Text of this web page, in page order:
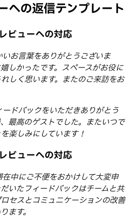
への返信テンプレート
ビューへの対応
いお言葉をありがとうございま
しかったです。スペースがお役に
しく思います。またのご来訪をお
ードバックをいただきありがとう
最高のゲストでした。またいつで
楽しみにしています！
ビューへの対応
在中にご不便をおかけして大変申
いたフィードバックはチームと共
セスとコミュニケーションの改善
ます。